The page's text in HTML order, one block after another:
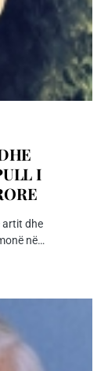
I
artit dhe
në…